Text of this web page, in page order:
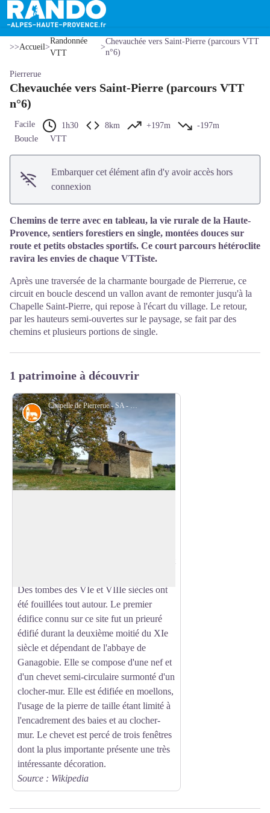
Chevauchée vers Saint-Pierre (parcours VTT n°6)
>>Accueil>
Randonnée
VTT
>
Chevauchée vers Saint-Pierre (parcours VTT
n°6)
Pierrerue
Chevauchée vers Saint-Pierre (parcours VTT
n°6)
Facile 1h30 8km +197m
-197m
Boucle
VTT
Embarquer cet élément afin d'y avoir accès hors
connexion
Chemins de terre avec en tableau, la vie rurale de la Haute-
Provence, sentiers forestiers en single, montées douces sur
route et petits obstacles sportifs. Ce court parcours hétéroclite
ravira les envies de chaque VTTiste.
Après une traversée de la charmante bourgade de Pierrerue, ce
circuit en boucle descend un vallon avant de remonter jusqu'à la
Chapelle Saint-Pierre, qui repose à l'écart du village. Le retour,
par les hauteurs semi-ouvertes sur le paysage, se fait par des
chemins et plusieurs portions de single.
1 patrimoine à découvrir
Chapelle de Pierrerue - SA - CD Alpes de Haute Provence
Petit patrimoine
Des tombes des VIe et VIIIe siècles ont
été fouillées tout autour. Le premier
édifice connu sur ce site fut un prieuré
édifié durant la deuxième moitié du XIe
siècle et dépendant de l'abbaye de
Ganagobie. Elle se compose d'une nef et
d'un chevet semi-circulaire surmonté d'un
clocher-mur. Elle est édifiée en moellons,
l'usage de la pierre de taille étant limité à
l'encadrement des baies et au clocher-
mur. Le chevet est percé de trois fenêtres
dont la plus importante présente une très
intéressante décoration.
Source : Wikipedia